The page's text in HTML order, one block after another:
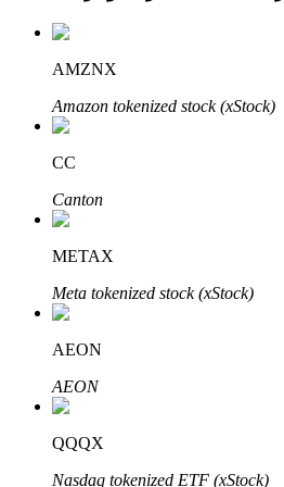
عمليات احتجاز BTR
القروض
المدعومة بالعملات المشفرة
AMZNX
Amazon tokenized stock (xStock)
CC
Canton
METAX
Meta tokenized stock (xStock)
AEON
AEON
QQQX
Nasdaq tokenized ETF (xStock)